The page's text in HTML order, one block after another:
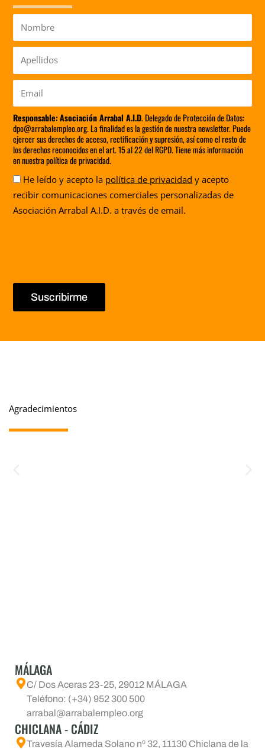
Nombre
Apellidos
Responsable: Asociación Arrabal A.I.D. Delegado de Protección de Datos:
dpo@arrabalempleo.org. La finalidad es la gestión de nuestra newsletter. Puede
ejercer sus derechos de acceso, rectificación y supresión, así como el resto de
los derechos reconocidos en el art. 15 al 22 del RGPD. Tiene más información
en nuestra política de privacidad.
Aceptación
He leído y acepto la política de privacidad y acepto
recibir comunicaciones comerciales personalizadas de
Asociación Arrabal A.I.D. a través de email.
Suscribirme
Agradecimientos
MÁLAGA
C/ Dos Aceras 23-25, 29012 MÁLAGA
Teléfono: (+34) 952 300 500
arrabal@arrabalempleo.org
CHICLANA - CÁDIZ
Travesía Alameda Solano nº 32, 11130 Chiclana de la